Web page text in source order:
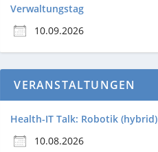
Verwaltungstag
10.09.2026
VERANSTALTUNGEN
Health-IT Talk: Robotik (hybrid)
10.08.2026